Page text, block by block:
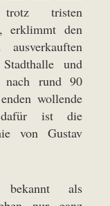
tristen
erklimmt den
und
nach rund 90
wollende
dafür ist die
von Gustav
als